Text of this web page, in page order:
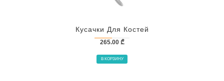
Кусачки Для Костей
265.00 ₾
В КОРЗИНУ